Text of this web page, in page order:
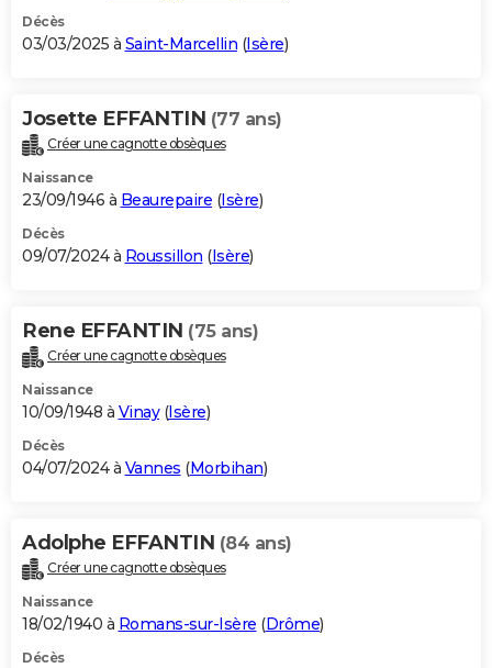
Décès
03/03/2025 à Saint-Marcellin (Isère)
Josette EFFANTIN (77 ans)
Créer une cagnotte obsèques
Naissance
23/09/1946 à Beaurepaire (Isère)
Décès
09/07/2024 à Roussillon (Isère)
Rene EFFANTIN (75 ans)
Créer une cagnotte obsèques
Naissance
10/09/1948 à Vinay(Isère)
Décès
04/07/2024 à Vannes (Morbihan)
Adolphe EFFANTIN (84 ans)
Créer une cagnotte obsèques
Naissance
18/02/1940 à Romans-sur-Isère (Drôme)
Décès